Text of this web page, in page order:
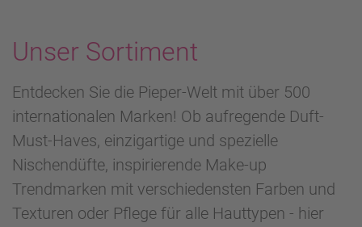
Unser Sortiment
Entdecken Sie die Pieper-Welt mit über 500
internationalen Marken! Ob aufregende Duft-
Must-Haves, einzigartige und spezielle
Nischendüfte, inspirierende Make-up
Trendmarken mit verschiedensten Farben und
Texturen oder Pflege für alle Hauttypen - hier